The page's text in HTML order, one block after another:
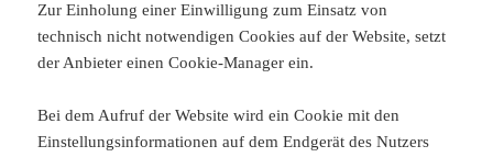
Zur Einholung einer Einwilligung zum Einsatz von
technisch nicht notwendigen Cookies auf der Website, setzt
der Anbieter einen Cookie-Manager ein.
Bei dem Aufruf der Website wird ein Cookie mit den
Einstellungsinformationen auf dem Endgerät des Nutzers